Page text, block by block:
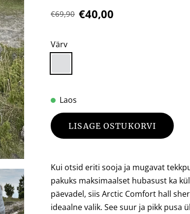
€69,90 €40,00
Värv
Laos
LISAGE OSTUKORVI
Kui otsid eriti sooja ja mugavat
pakuks maksimaalset hubasust ka
päevadel, siisArctic Comfort hall
ideaalne valik. Seesuur ja pikk pusa